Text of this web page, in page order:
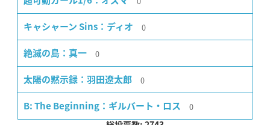
キャシャーン Sins：ディオ 0
絶滅の島：真一 0
太陽の黙示録：羽田遼太郎 0
B: The Beginning：ギルバート・ロス 0